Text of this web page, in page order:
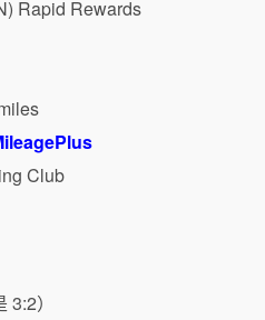
Rapid Rewards
Club
）